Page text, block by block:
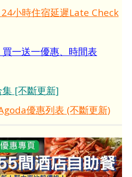
小時住宿延遲Late Check
一送一優惠、時間表
[不斷更新]
優惠列表 (不斷更新)